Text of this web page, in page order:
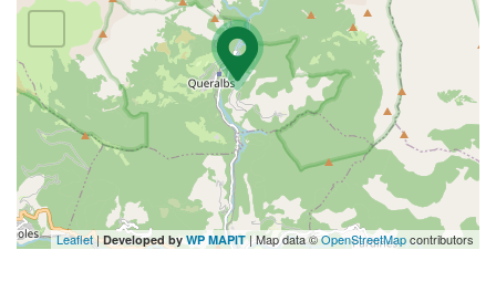
Leaflet| Developed by WP MAPIT | Map data ©OpenStreetMapcontributors